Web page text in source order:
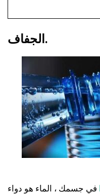
الجفاف.
في جسمك ، الماء هو دواء